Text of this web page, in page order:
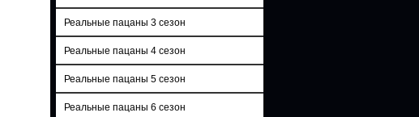
Реальные пацаны 3 сезон
Реальные пацаны 4 сезон
Реальные пацаны 5 сезон
Реальные пацаны 6 сезон